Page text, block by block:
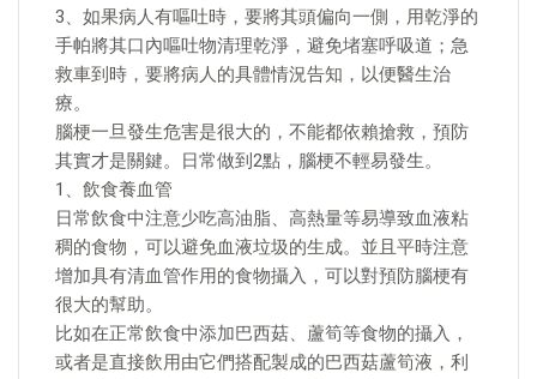
3、如果病人有嘔吐時，要將其頭偏向一側，用乾淨的
手帕將其口內嘔吐物清理乾淨，避免堵塞呼吸道；急
救車到時，要將病人的具體情況告知，以便醫生治
療。
腦梗一旦發生危害是很大的，不能都依賴搶救，預防
其實才是關鍵。日常做到2點，腦梗不輕易發生。
1、飲食養血管
日常飲食中注意少吃高油脂、高熱量等易導致血液粘
稠的食物，可以避免血液垃圾的生成。並且平時注意
增加具有清血管作用的食物攝入，可以對預防腦梗有
很大的幫助。
比如在正常飲食中添加巴西菇、蘆筍等食物的攝入，
或者是直接飲用由它們搭配製成的巴西菇蘆筍液，利